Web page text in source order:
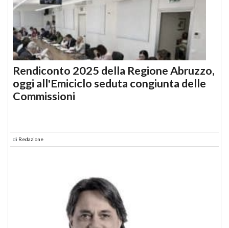
Rendiconto 2025 della Regione Abruzzo,
oggi all'Emiciclo seduta congiunta delle
Commissioni
di Redazione